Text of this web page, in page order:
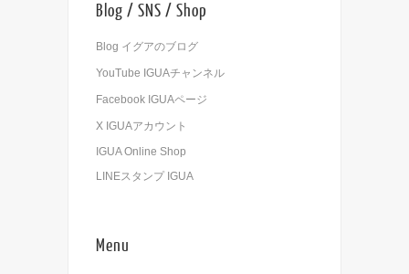
Blog / SNS / Shop
Blog イグアのブログ
YouTube IGUAチャンネル
Facebook IGUAページ
X IGUAアカウント
IGUA Online Shop
LINEスタンプ IGUA
Menu